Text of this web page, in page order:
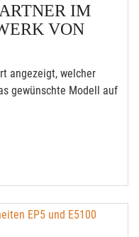
IM
VON
angezeigt, welcher
gewünschte Modell auf